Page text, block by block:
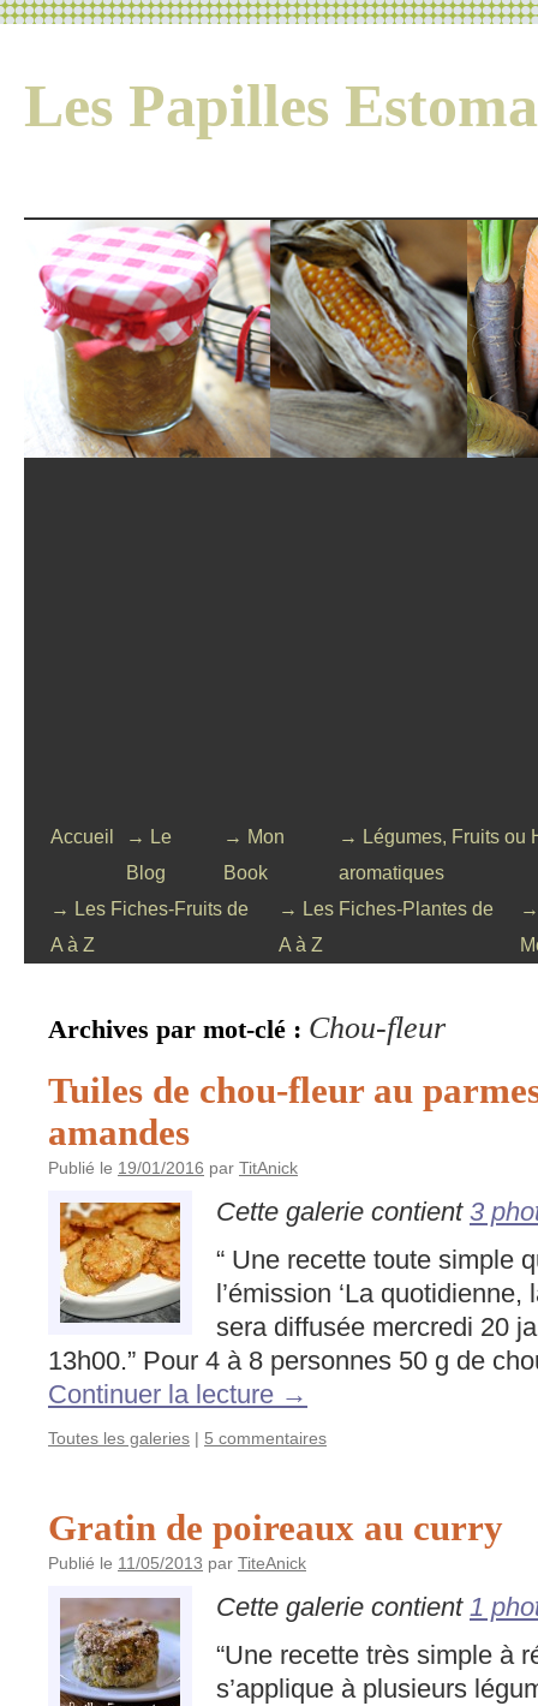
Les Papilles
Accueil
→ Le
Blog
→ Mon
Book
→ Légumes, Fruits ou
aromatiques
→ Les Fiches-Fruits de
A à Z
→ Les Fiches-Plantes de
A à Z
→
Archives par mot-clé : Chou-fleur
Tuiles de chou-fleur au
amandes
Publié le 19/01/2016 par TitAnick
Cette galerie contient 3
“ Une recette toute simple
l’émission ‘La
sera diffusée mercredi 20
13h00.” Pour 4 à 8 personnes 50 g de
Continuer la lecture →
Toutes les galeries | 5 commentaires
Gratin de poireaux au curry
Publié le 11/05/2013 par TiteAnick
Cette galerie contient 1
“Une recette très simple à
s’applique à plusieurs